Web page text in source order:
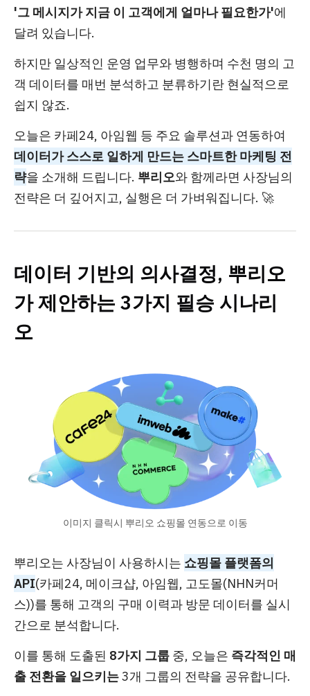
'그 메시지가 지금 이 고객에게 얼마나 필요한가'에
달려 있습니다.
하지만 일상적인 운영 업무와 병행하며 수천 명의 고
객 데이터를 매번 분석하고 분류하기란 현실적으로
쉽지 않죠.
오늘은 카페24, 아임웹 등 주요 솔루션과 연동하여
데이터가 스스로 일하게 만드는 스마트한 마케팅 전
략을 소개해 드립니다. 뿌리오와 함께라면 사장님의
전략은 더 깊어지고, 실행은 더 가벼워집니다. 🚀
데이터 기반의 의사결정, 뿌리오
가 제안하는 3가지 필승 시나리
오
이미지 클릭시 뿌리오 쇼핑몰 연동으로 이동
뿌리오는 사장님이 사용하시는 쇼핑몰 플랫폼의
API(카페24, 메이크샵, 아임웹, 고도몰(NHN커머
스))를 통해 고객의 구매 이력과 방문 데이터를 실시
간으로 분석합니다.
이를 통해 도출된 8가지 그룹 중, 오늘은 즉각적인 매
출 전환을 일으키는3개 그룹의 전략을 공유합니다.